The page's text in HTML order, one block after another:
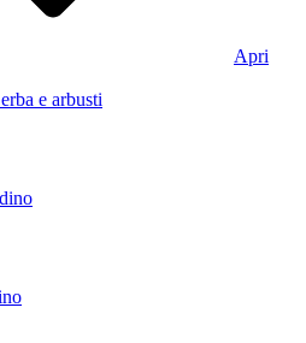
Apri
e arbusti